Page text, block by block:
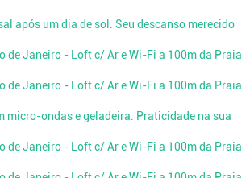
após um dia de sol. Seu descanso merecido
micro-ondas e geladeira. Praticidade na sua